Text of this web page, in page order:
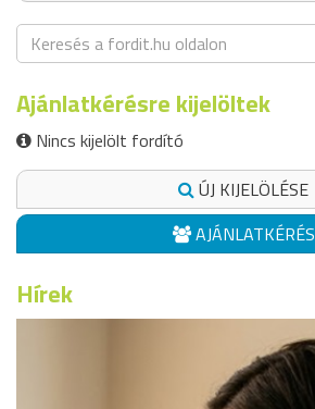
Ajánlatkérésre kijelöltek
Nincs kijelölt fordító
ÚJ KIJELÖLÉSE
AJÁNLATKÉRÉS
Hírek